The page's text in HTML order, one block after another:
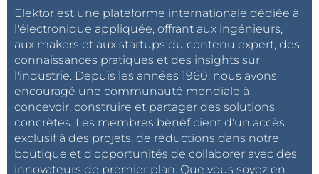
Elektor est une plateforme internationale dédiée à
l'électronique appliquée, offrant aux ingénieurs,
aux makers et aux startups du contenu expert, des
connaissances pratiques et des insights sur
l'industrie. Depuis les années 1960, nous avons
encouragé une communauté mondiale à
concevoir, construire et partager des solutions
concrètes. Les membres bénéficient d'un accès
exclusif à des projets, de réductions dans notre
boutique et d'opportunités de collaborer avec des
innovateurs de premier plan. Que vous soyez en